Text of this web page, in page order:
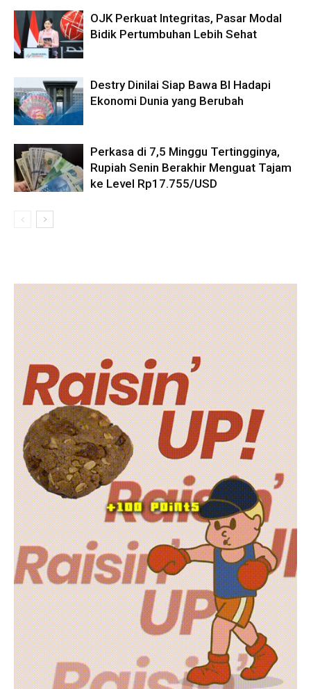
OJK Perkuat Integritas, Pasar Modal
Bidik Pertumbuhan Lebih Sehat
Destry Dinilai Siap Bawa BI Hadapi
Ekonomi Dunia yang Berubah
Perkasa di 7,5 Minggu Tertingginya,
Rupiah Senin Berakhir Menguat Tajam
ke Level Rp17.755/USD